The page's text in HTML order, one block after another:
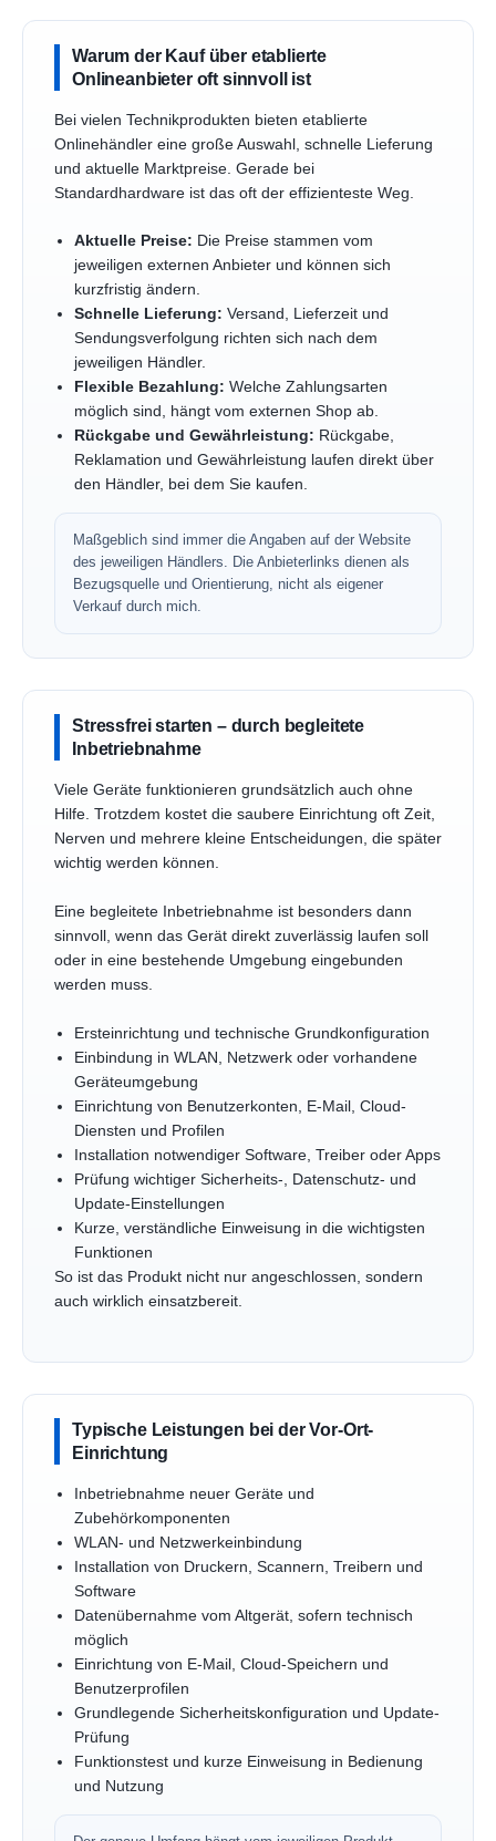
Warum der Kauf über etablierte
Onlineanbieter oft sinnvoll ist
Bei vielen Technikprodukten bieten etablierte
Onlinehändler eine große Auswahl, schnelle Lieferung
und aktuelle Marktpreise. Gerade bei
Standardhardware ist das oft der effizienteste Weg.
Aktuelle Preise: Die Preise stammen vom
jeweiligen externen Anbieter und können sich
kurzfristig ändern.
Schnelle Lieferung: Versand, Lieferzeit und
Sendungsverfolgung richten sich nach dem
jeweiligen Händler.
Flexible Bezahlung: Welche Zahlungsarten
möglich sind, hängt vom externen Shop ab.
Rückgabe und Gewährleistung: Rückgabe,
Reklamation und Gewährleistung laufen direkt über
den Händler, bei dem Sie kaufen.
Maßgeblich sind immer die Angaben auf der Website
des jeweiligen Händlers. Die Anbieterlinks dienen als
Bezugsquelle und Orientierung, nicht als eigener
Verkauf durch mich.
Stressfrei starten – durch begleitete
Inbetriebnahme
Viele Geräte funktionieren grundsätzlich auch ohne
Hilfe. Trotzdem kostet die saubere Einrichtung oft Zeit,
Nerven und mehrere kleine Entscheidungen, die später
wichtig werden können.
Eine begleitete Inbetriebnahme ist besonders dann
sinnvoll, wenn das Gerät direkt zuverlässig laufen soll
oder in eine bestehende Umgebung eingebunden
werden muss.
Ersteinrichtung und technische Grundkonfiguration
Einbindung in WLAN, Netzwerk oder vorhandene
Geräteumgebung
Einrichtung von Benutzerkonten, E-Mail, Cloud-
Diensten und Profilen
Installation notwendiger Software, Treiber oder Apps
Prüfung wichtiger Sicherheits-, Datenschutz- und
Update-Einstellungen
Kurze, verständliche Einweisung in die wichtigsten
Funktionen
So ist das Produkt nicht nur angeschlossen, sondern
auch wirklich einsatzbereit.
Typische Leistungen bei der Vor-Ort-
Einrichtung
Inbetriebnahme neuer Geräte und
Zubehörkomponenten
WLAN- und Netzwerkeinbindung
Installation von Druckern, Scannern, Treibern und
Software
Datenübernahme vom Altgerät, sofern technisch
möglich
Einrichtung von E-Mail, Cloud-Speichern und
Benutzerprofilen
Grundlegende Sicherheitskonfiguration und Update-
Prüfung
Funktionstest und kurze Einweisung in Bedienung
und Nutzung